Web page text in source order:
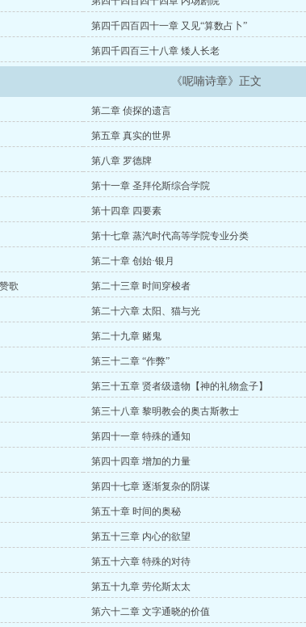
第四千四百四十一章 又见“算数占卜”
第四千四百三十八章 矮人长老
《呢喃诗章》正文
第二章 侦探的遗言
第五章 真实的世界
第八章 罗德牌
第十一章 圣拜伦斯综合学院
第十四章 四要素
第十七章 蒸汽时代高等学院专业分类
第二十章 创始·银月
歌 第二十三章 时间穿梭者
第二十六章 太阳、猫与光
第二十九章 赌鬼
第三十二章 “作弊”
第三十五章 贤者级遗物【神的礼物盒子】
第三十八章 黎明教会的奥古斯教士
第四十一章 特殊的通知
第四十四章 增加的力量
第四十七章 逐渐复杂的阴谋
第五十章 时间的奥秘
第五十三章 内心的欲望
第五十六章 特殊的对待
第五十九章 劳伦斯太太
第六十二章 文字通晓的价值